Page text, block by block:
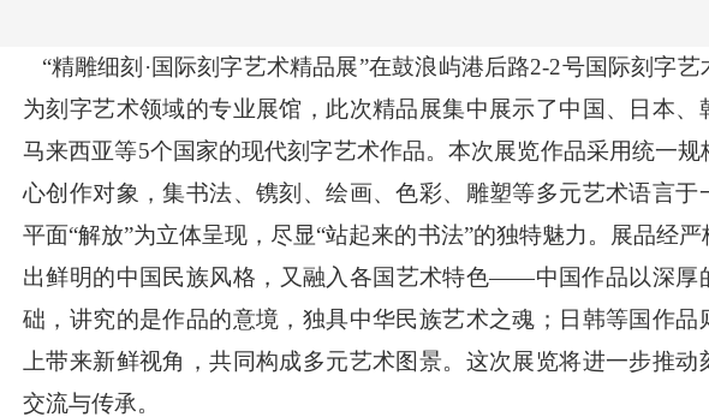
“精雕细刻·国际刻字艺术精品展”在鼓浪屿港后路2-2号国际刻字
为刻字艺术领域的专业展馆，此次精品展集中展示了中国、日本、
马来西亚等5个国家的现代刻字艺术作品。本次展览作品采用统一规
心创作对象，集书法、镌刻、绘画、色彩、雕塑等多元艺术语言于
平面“解放”为立体呈现，尽显“站起来的书法”的独特魅力。展品经
出鲜明的中国民族风格，又融入各国艺术特色——中国作品以深厚
础，讲究的是作品的意境，独具中华民族艺术之魂；日韩等国作品
上带来新鲜视角，共同构成多元艺术图景。这次展览将进一步推动
交流与传承。